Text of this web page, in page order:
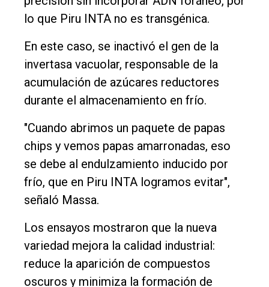
lo que Piru INTA no es transgénica.
En este caso, se inactivó el gen de la
invertasa vacuolar, responsable de la
acumulación de azúcares reductores
durante el almacenamiento en frío.
"Cuando abrimos un paquete de papas
chips y vemos papas amarronadas, eso
se debe al endulzamiento inducido por
frío, que en Piru INTA logramos evitar",
señaló Massa.
Los ensayos mostraron que la nueva
variedad mejora la calidad industrial:
reduce la aparición de compuestos
oscuros y minimiza la formación de